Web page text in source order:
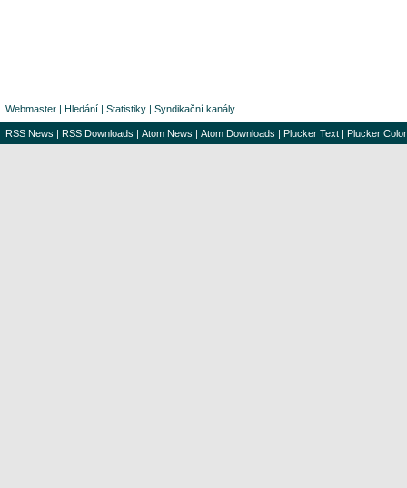
Webmaster | Hledání | Statistiky | Syndikační kanály
RSS News | RSS Downloads | Atom News | Atom Downloads | Plucker Text | Plucker Color